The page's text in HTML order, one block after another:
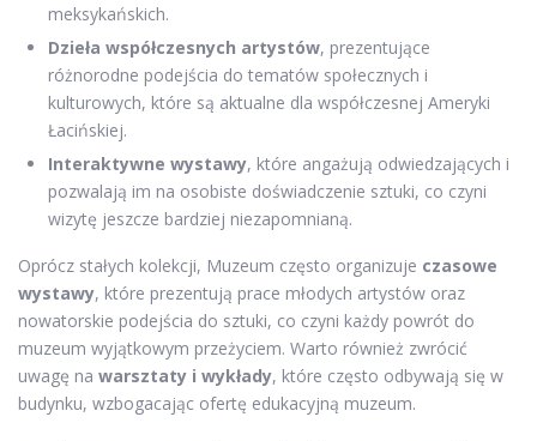
meksykańskich.
Dzieła współczesnych artystów, prezentujące
różnorodne podejścia do tematów społecznych i
kulturowych, które są aktualne dla współczesnej Ameryki
Łacińskiej.
Interaktywne wystawy, które angażują odwiedzających i
pozwalają im na osobiste doświadczenie sztuki, co czyni
wizytę jeszcze bardziej niezapomnianą.
Oprócz stałych kolekcji, Muzeum często organizuje czasowe
wystawy, które prezentują prace młodych artystów oraz
nowatorskie podejścia do sztuki, co czyni każdy powrót do
muzeum wyjątkowym przeżyciem. Warto również zwrócić
uwagę na warsztaty i wykłady, które często odbywają się w
budynku, wzbogacając ofertę edukacyjną muzeum.